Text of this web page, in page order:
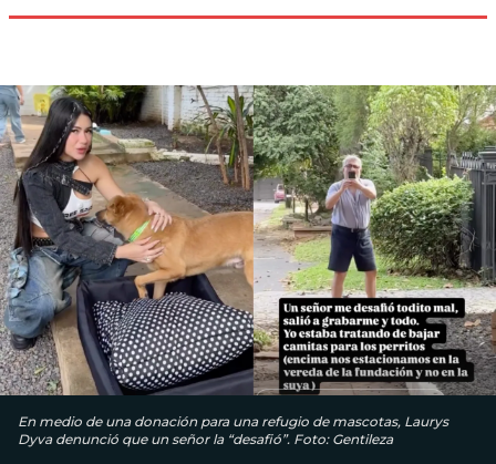
En medio de una donación para una refugio de mascotas, Laurys
Dyva denunció que un señor la “desafió”. Foto: Gentileza